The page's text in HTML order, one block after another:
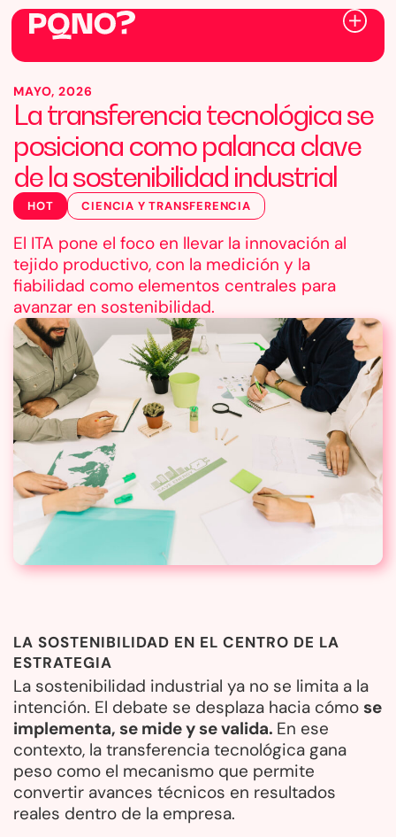
MAYO, 2026
La transferencia tecnológica se
posiciona como palanca clave
de la sostenibilidad industrial
HOT CIENCIA Y TRANSFERENCIA
El ITA pone el foco en llevar la innovación al
tejido productivo, con la medición y la
fiabilidad como elementos centrales para
avanzar en sostenibilidad.
LA SOSTENIBILIDAD EN EL CENTRO DE LA
ESTRATEGIA
La sostenibilidad industrial ya no se limita a la
intención. El debate se desplaza hacia cómo se
implementa, se mide y se valida. En ese
contexto, la transferencia tecnológica gana
peso como el mecanismo que permite
convertir avances técnicos en resultados
reales dentro de la empresa.